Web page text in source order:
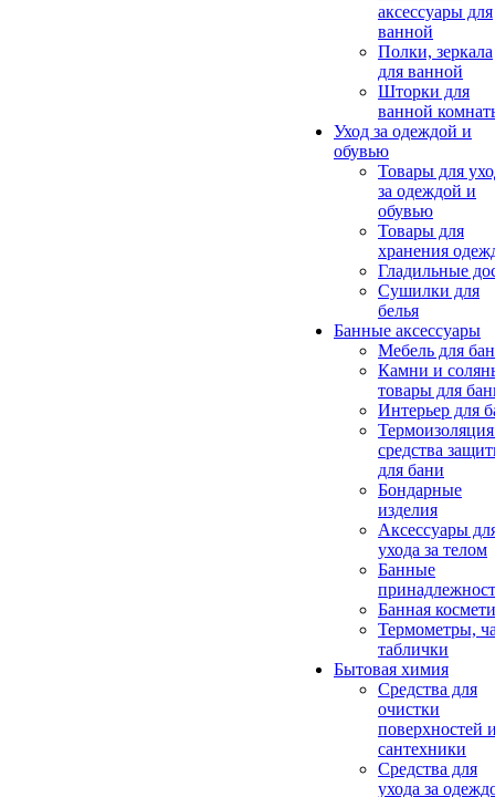
аксессуары для
ванной
Полки, зеркала
для ванной
Шторки для
ванной
Уход за одеждой и
обувью
Товары для
за одеждой и
обувью
Товары для
хранения
Гладильные
Сушилки для
белья
Банные аксессуары
Мебель для
Камни и
товары для
Интерьер для
средства
для бани
Бондарные
изделия
Аксеcсуары
ухода за телом
Банные
Банная
Термометры,
таблички
Бытовая химия
Средства для
очистки
поверхностей
сантехники
Средства для
ухода за